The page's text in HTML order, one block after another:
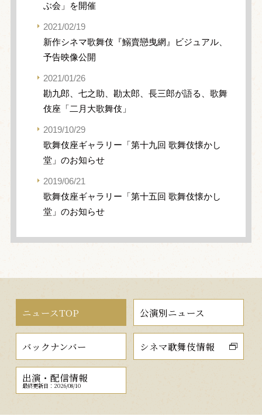
ぶ会」を開催
2021/02/19
新作シネマ歌舞伎『鰯賣戀曳網』ビジュアル、
予告映像公開
2021/01/26
勘九郎、七之助、勘太郎、長三郎が語る、歌舞
伎座「二月大歌舞伎」
2019/10/29
歌舞伎座ギャラリー「第十九回 歌舞伎懐かし
堂」のお知らせ
2019/06/21
歌舞伎座ギャラリー「第十五回 歌舞伎懐かし
堂」のお知らせ
ニュースTOP 公演別ニュース
バックナンバー シネマ歌舞伎情報
出演・配信情報
最終更新日：2026/08/10